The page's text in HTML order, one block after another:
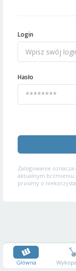
Login
Hasło
Zalogowanie oznacza
aktualnym brzmieniu.
prosimy o
Główna